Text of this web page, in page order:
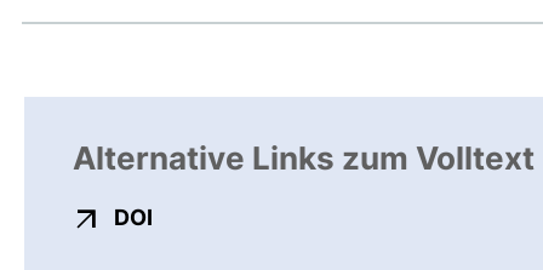
Alternative Links zum Volltext
DOI